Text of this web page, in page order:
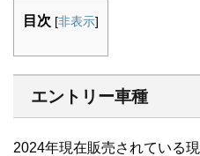
目次 [非表示]
エントリー車種
2024年現在販売されている